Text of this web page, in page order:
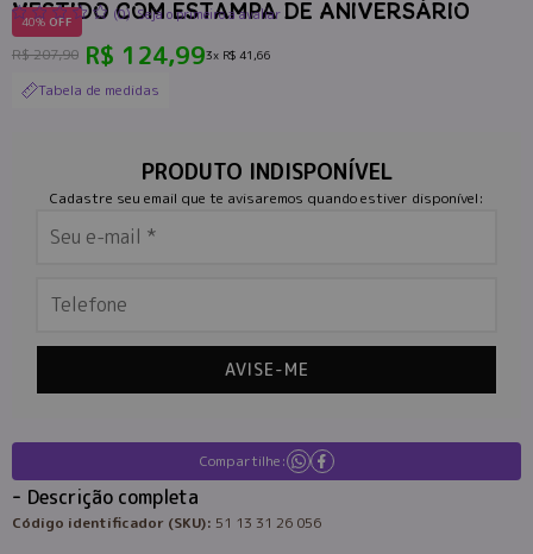
VESTIDO COM ESTAMPA DE ANIVERSÁRIO
(0) Seja o primeiro a avaliar
40% OFF
R$ 207,90 R$ 124,993x R$ 41,66
Tabela de medidas
PRODUTO INDISPONÍVEL
Cadastre seu email que te avisaremos quando estiver disponível:
AVISE-ME
Compartilhe:
Descrição completa
Código identificador (SKU): 51 13 31 26 056